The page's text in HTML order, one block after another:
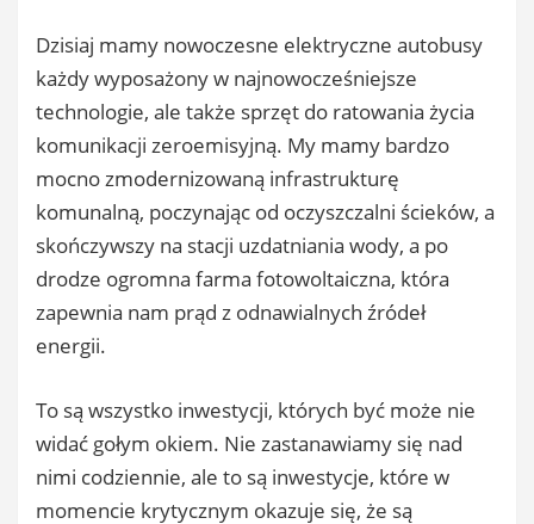
Dzisiaj mamy nowoczesne elektryczne autobusy
każdy wyposażony w najnowocześniejsze
technologie, ale także sprzęt do ratowania życia
komunikacji zeroemisyjną. My mamy bardzo
mocno zmodernizowaną infrastrukturę
komunalną, poczynając od oczyszczalni ścieków, a
skończywszy na stacji uzdatniania wody, a po
drodze ogromna farma fotowoltaiczna, która
zapewnia nam prąd z odnawialnych źródeł
energii.
To są wszystko inwestycji, których być może nie
widać gołym okiem. Nie zastanawiamy się nad
nimi codziennie, ale to są inwestycje, które w
momencie krytycznym okazuje się, że są